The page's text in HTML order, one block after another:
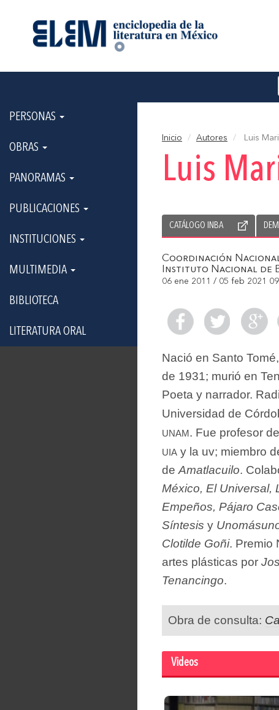
PERSONAS
OBRAS
PANORAMAS
PUBLICACIONES
INSTITUCIONES
MULTIMEDIA
BIBLIOTECA
LITERATURA ORAL
Inicio Autores Luis
Luis
CATÁLOGO INBA
Coordinación
Instituto Nacional de
06 ene 2011 / 05 feb 2021
Nació en Santo
de 1931; murió en
Poeta y narrador.
Universidad de
unam. Fue profesor
uia y la uv; miembro
de Amatlacuilo.
México, El Universal,
Empeños, Pájaro
Síntesis y
Clotilde Goñi. Premio
artes plásticas por
Tenancingo.
Obra de consulta:
Videos